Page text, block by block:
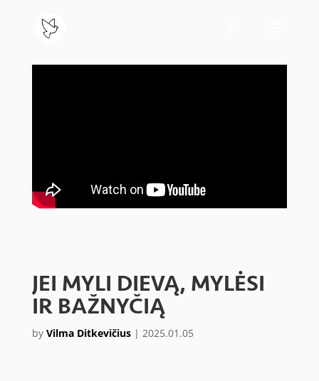
JEI MYLI DIEVĄ, MYLĖSI
IR BAŽNYČIĄ
by Vilma Ditkevičius| 2025.01.05